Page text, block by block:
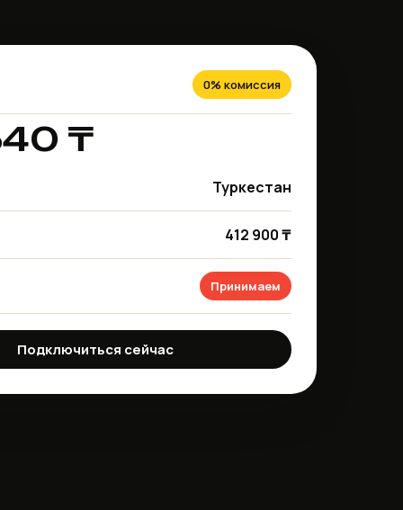
0% комиссия
₸
Туркестан
412 900 ₸
Принимаем
Подключиться сейчас